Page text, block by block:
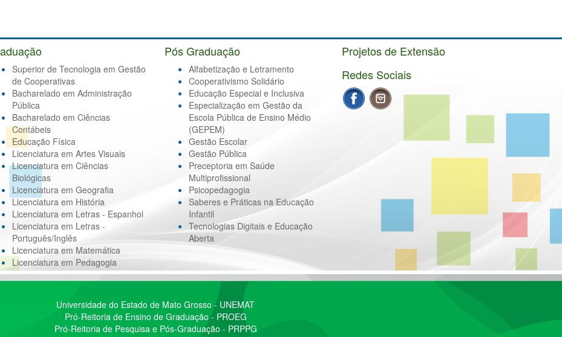
Superior de Tecnologia em Gestão
de Cooperativas
Bacharelado em Administração
Pública
Bacharelado em Ciências
Contábeis
Educação Física
Licenciatura em Artes Visuais
Licenciatura em Ciências
Biológicas
Licenciatura em Geografia
Licenciatura em História
Licenciatura em Letras - Espanhol
Licenciatura em Letras -
Português/Inglês
Licenciatura em Matemática
Licenciatura em Pedagogia
Pós Graduação
Alfabetização e Letramento
Cooperativismo Solidário
Educação Especial e Inclusiva
Especialização em Gestão da
Escola Pública de Ensino Médio
(GEPEM)
Gestão Escolar
Gestão Pública
Preceptoria em Saúde
Multiprofissional
Psicopedagogia
Saberes e Práticas na Educação
Infantil
Tecnologias Digitais e Educação
Aberta
Projetos de Extensão
Redes Sociais
Universidade do Estado de Mato Grosso - UNEMAT
Pró-Reitoria de Ensino de Graduação - PROEG
Pró-Reitoria de Pesquisa e Pós-Graduação - PRPPG